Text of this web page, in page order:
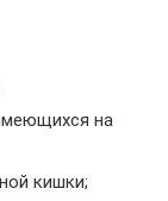
на
кишки;